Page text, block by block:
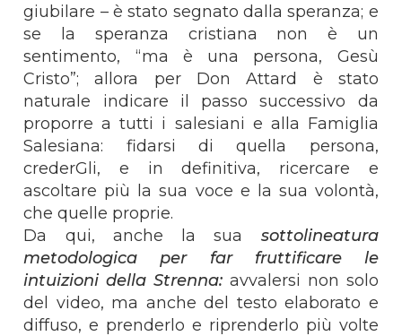
giubilare – è stato segnato dalla speranza; e
se la speranza cristiana non è un
sentimento, “ma è una persona, Gesù
Cristo”; allora per Don Attard è stato
naturale indicare il passo successivo da
proporre a tutti i salesiani e alla Famiglia
Salesiana: fidarsi di quella persona,
crederGli, e in definitiva, ricercare e
ascoltare più la sua voce e la sua volontà,
che quelle proprie.
Da qui, anche la sua sottolineatura
metodologica per far fruttificare le
intuizioni della Strenna: avvalersi non solo
del video, ma anche del testo elaborato e
diffuso, e prenderlo e riprenderlo più volte